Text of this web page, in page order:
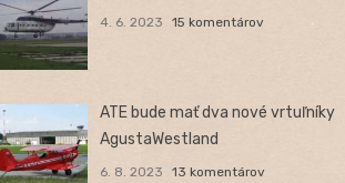
4. 6. 2023 15 komentárov
ATE bude mať dva nové vrtuľníky
AgustaWestland
6. 8. 2023 13 komentárov